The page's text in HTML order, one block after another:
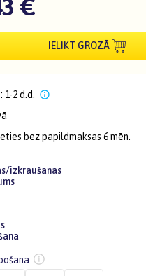
€
IELIKT GROZĀ
1-2 d.d.
bez papildmaksas 6 mēn.
izkraušanas